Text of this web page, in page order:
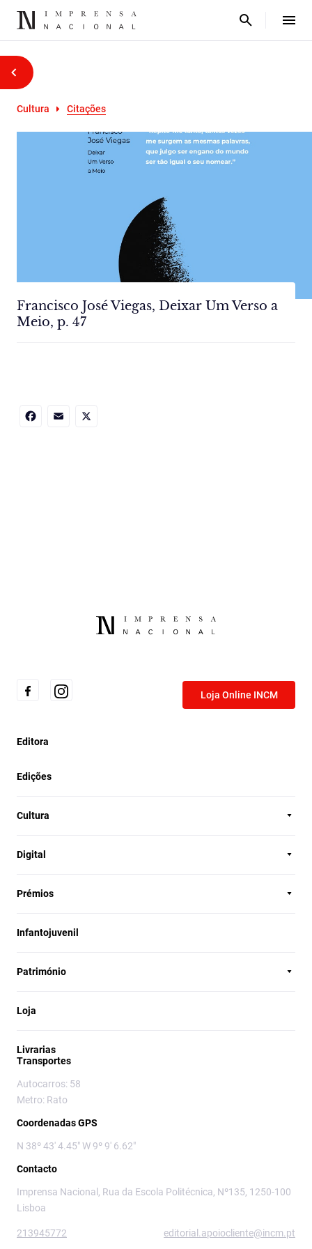
Cultura Citações
Francisco José Viegas, Deixar Um Verso a
Meio, p. 47
Loja Online INCM
Editora
Edições
Cultura
Digital
Prémios
Infantojuvenil
Património
Loja
Livrarias
Transportes
Autocarros: 58
Metro: Rato
Coordenadas GPS
N 38º 43' 4.45" W 9º 9' 6.62"
Contacto
Imprensa Nacional, Rua da Escola Politécnica, Nº135, 1250-100
Lisboa
213945772 editorial.apoiocliente@incm.pt